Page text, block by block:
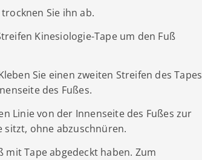
Sie ihn ab.
Kinesiologie-Tape um den Fuß
Sie einen zweiten Streifen des Tapes
des Fußes.
Linie von der Innenseite des Fußes zur
sitzt, ohne abzuschnüren.
mit Tape abgedeckt haben. Zum